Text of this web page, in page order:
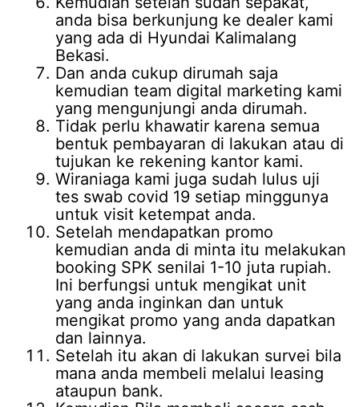
anda bisa berkunjung ke dealer kami
yang ada di Hyundai Kalimalang
Bekasi.
Dan anda cukup dirumah saja
kemudian team digital marketing kami
yang mengunjungi anda dirumah.
Tidak perlu khawatir karena semua
bentuk pembayaran di lakukan atau di
tujukan ke rekening kantor kami.
Wiraniaga kami juga sudah lulus uji
tes swab covid 19 setiap minggunya
untuk visit ketempat anda.
Setelah mendapatkan promo
kemudian anda di minta itu melakukan
booking SPK senilai 1-10 juta rupiah.
Ini berfungsi untuk mengikat unit
yang anda inginkan dan untuk
mengikat promo yang anda dapatkan
dan lainnya.
Setelah itu akan di lakukan survei bila
mana anda membeli melalui leasing
ataupun bank.